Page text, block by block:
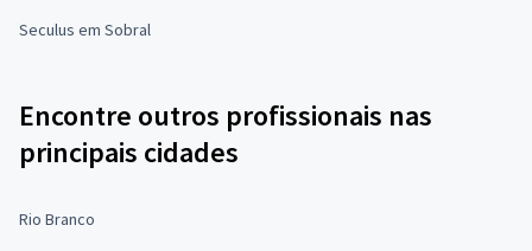
Seculus em Sobral
Encontre outros profissionais nas
principais cidades
Rio Branco